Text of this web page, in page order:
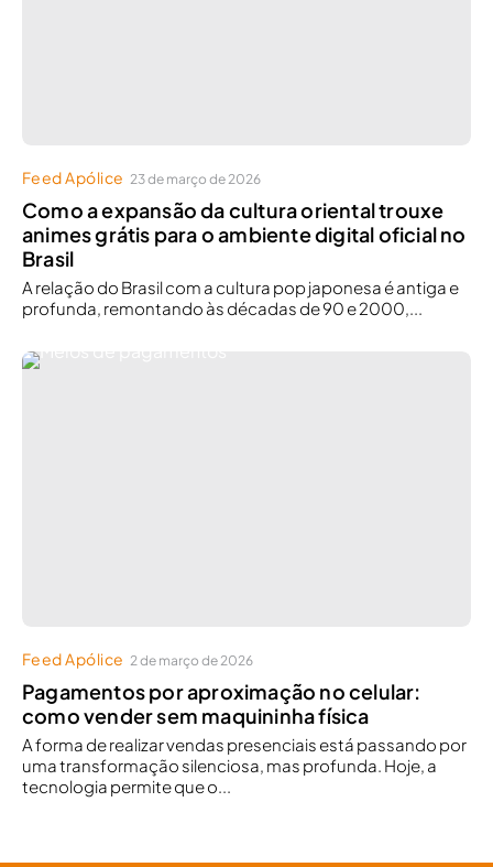
Feed Apólice 23 de março de 2026
Como a expansão da cultura oriental trouxe
animes grátis para o ambiente digital oficial no
Brasil
A relação do Brasil com a cultura pop japonesa é antiga e
profunda, remontando às décadas de 90 e 2000,...
Feed Apólice 2 de março de 2026
Pagamentos por aproximação no celular:
como vender sem maquininha física
A forma de realizar vendas presenciais está passando por
uma transformação silenciosa, mas profunda. Hoje, a
tecnologia permite que o...